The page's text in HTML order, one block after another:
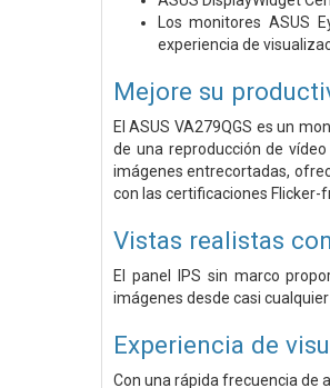
Los monitores ASUS
experiencia de
Mejore su
El ASUS VA279QGS es un
de una reproducción de
imágenes entrecortadas,
con las certificaciones Flicker-
Vistas realistas
El panel IPS sin marco
imágenes desde casi
Experiencia de
Con una rápida frecuencia de